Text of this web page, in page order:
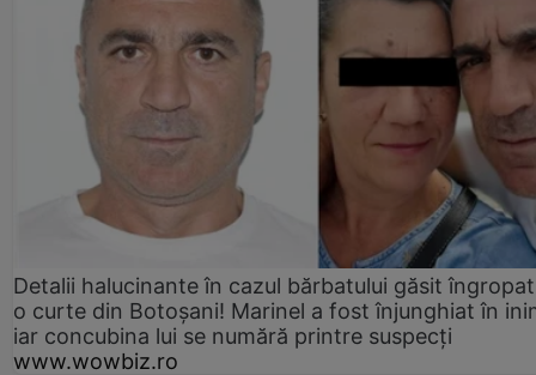
Detalii halucinante în cazul bărbatului găsit
o curte din Botoșani! Marinel a fost înjunghiat în
iar concubina lui se numără printre suspecți
www.wowbiz.ro